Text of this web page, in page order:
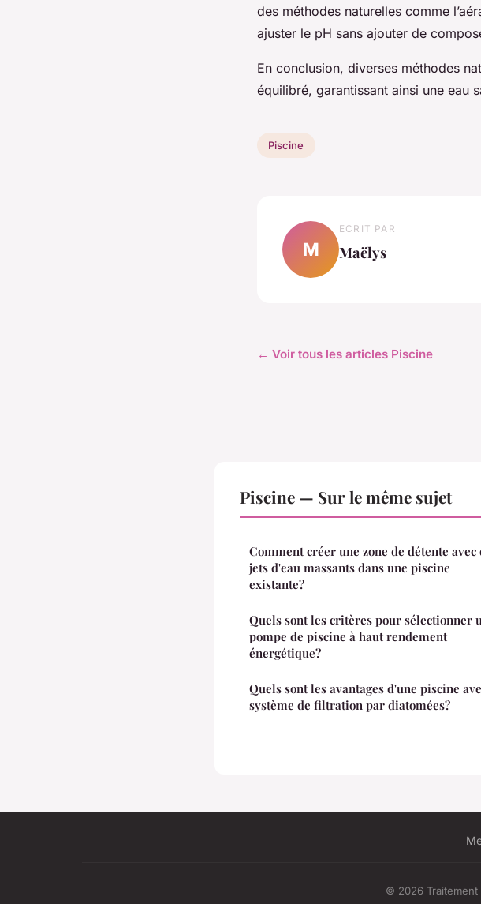
des méthodes naturelles comme
ajuster le pH sans ajouter de
En conclusion, diverses méthodes
équilibré, garantissant ainsi une eau
Piscine
M
ECRIT PAR
Maëlys
← Voir tous les articles Piscine
Piscine — Sur le même sujet
Comment créer une zone de détente avec
jets d'eau massants dans une piscine
existante?
Quels sont les critères pour sélectionner
pompe de piscine à haut rendement
énergétique?
Quels sont les avantages d'une piscine
système de filtration par diatomées?
© 2026 Traitement